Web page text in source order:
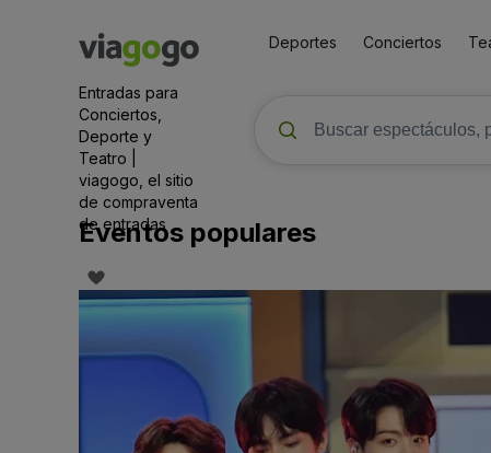
Entradas para
Conciertos,
Deporte y
Teatro |
viagogo, el sitio
de compraventa
de entradas
Deportes Conciertos
Eventos populares